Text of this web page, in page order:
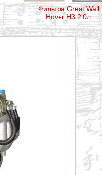
Фильтра Great Wall
Hover H3 2.0л